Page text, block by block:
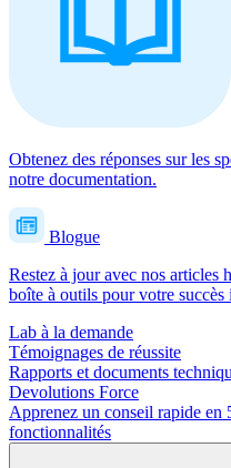
Obtenez des réponses sur les
notre documentation.
Blogue
Restez à jour avec nos articles
boîte à outils pour votre succès
Lab à la demande
Témoignages de réussite
Rapports et documents
Devolutions Force
Apprenez un conseil rapide en
fonctionnalités